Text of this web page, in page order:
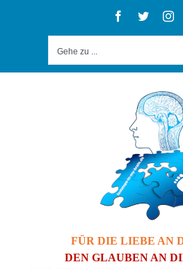
Facebook
Twitter
Gehe zu ...
FÜR DIE LIEBE AN
DEN GLAUBEN AN